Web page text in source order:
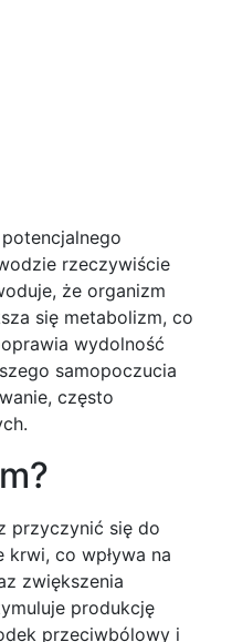
rzeczywiście
że organizm
się metabolizm, co
wydolność
samopoczucia
często
przyczynić się do
co wpływa na
zwiększenia
produkcję
przeciwbólowy i